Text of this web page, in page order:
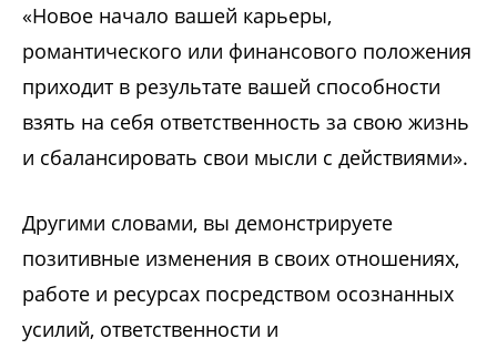
«Новое начало вашей карьеры,
романтического или финансового положения
приходит в результате вашей способности
взять на себя ответственность за свою жизнь
и сбалансировать свои мысли с действиями».
Другими словами, вы демонстрируете
позитивные изменения в своих отношениях,
работе и ресурсах посредством осознанных
усилий, ответственности и